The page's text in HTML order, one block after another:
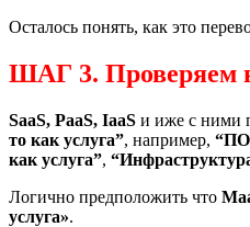
Осталось понять, как это
ШАГ 3. Проверяем
SaaS, PaaS, IaaS и иже с ними
то как услуга”, например, “ПО
как услуга”,
Логично предположить что
услуга».